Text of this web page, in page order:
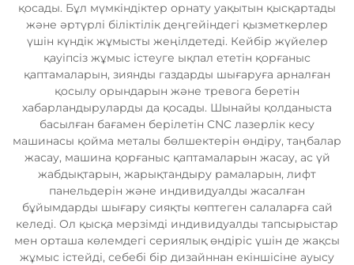
қосады. Бұл мүмкіндіктер орнату уақытын қысқартады
және әртүрлі біліктілік деңгейіндегі қызметкерлер
үшін күндік жұмысты жеңілдетеді. Кейбір жүйелер
қауіпсіз жұмыс істеуге ықпал ететін қорғаныс
қаптамаларын, зиянды газдарды шығаруға арналған
қосылу орындарын және тревога беретін
хабарландыруларды да қосады. Шынайы қолданыста
басылған бағамен берілетін CNC лазерлік кесу
машинасы қойма металы бөлшектерін өндіру, таңбалар
жасау, машина қорғаныс қаптамаларын жасау, ас үй
жабдықтарын, жарықтандыру рамаларын, лифт
панельдерін және индивидуалды жасалған
бұйымдарды шығару сияқты көптеген салаларға сай
келеді. Ол қысқа мерзімді индивидуалды тапсырыстар
мен орташа көлемдегі сериялық өндіріс үшін де жақсы
жұмыс істейді, себебі бір дизайннан екіншісіне ауысу